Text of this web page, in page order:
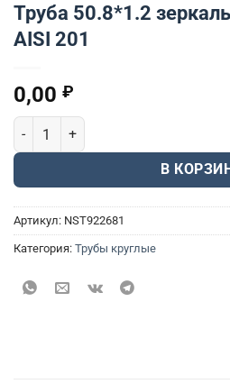
Труба 50.8*1.2
AISI 201
0,00 ₽
Количество товара Труба 50.8*1.2
В
Артикул: NST922681
Категория: Трубы круглые